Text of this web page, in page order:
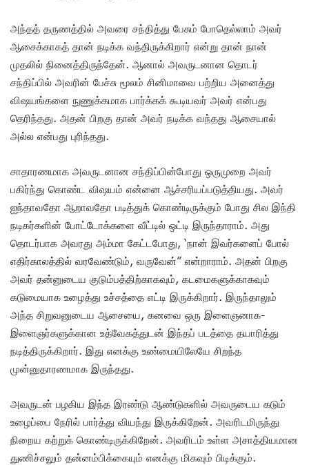
அந்தத் தருணத்தில் அவரை சந்தித்து பேசும் போதெல்லாம் அவர்
ஆசைக்காகத் தான் நடிக்க வந்திருக்கிறார் என்று தான் நான்
முதலில் நினைத்திருந்தேன். ஆனால் அவருடனான தொடர்
சந்திப்பில் அவரின் பேச்சு மூலம் சினிமாவை பற்றிய அனைத்து
விஷயங்களை நுணுக்கமாக பார்க்கக் கூடியவர் அவர் என்பது
தெரிந்தது. அதன் பிறகு தான் அவர் நடிக்க வந்தது ஆசையால்
அல்ல என்பது புரிந்தது.
சாதாரணமாக அவருடனான சந்திப்பின்போது ஒருமுறை அவர்
பகிர்ந்து கொண்ட விஷயம் என்னை ஆச்சரியப்படுத்தியது. அவர்
ஐந்தாவதோ ஆறாவதோ படித்துக் கொண்டிருக்கும் போது சில இந்தி
நடிகர்களின் போட்டோக்களை வீட்டில் ஒட்டி இருந்தாராம். அது
தொடர்பாக அவரது அம்மா கேட்டபோது, ‘நான் இவர்களைப் போல்
எதிர்காலத்தில் வரவேண்டும், வருவேன்” என்றாராம். அதன் பிறகு
அவர் தன்னுடைய குடும்பத்திற்காகவும், கடமைகளுக்காகவும்
கடுமையாக உழைத்து உச்சத்தை எட்டி இருக்கிறார். இருந்தாலும்
அந்த சிறுவனுடைய ஆசையை, கனவை ஒரு இளைஞனாக-
இளைஞர்களுக்கான உத்வேகத்துடன் இந்தப் படத்தை தயாரித்து
நடித்திருக்கிறார். இது எனக்கு உண்மையிலேயே சிறந்த
முன்னுதாரணமாக இருந்தது.
அவருடன் பழகிய இந்த இரண்டு ஆண்டுகளில் அவருடைய கடும்
உழைப்பை நேரில் பார்த்து வியந்து இருக்கிறேன். அவரிடமிருந்து
நிறைய கற்றுக் கொண்டிருக்கிறேன். அவரிடம் உள்ள அசாத்தியமான
துணிச்சலும் தன்னம்பிக்கையும் எனக்கு மிகவும் பிடிக்கும்.